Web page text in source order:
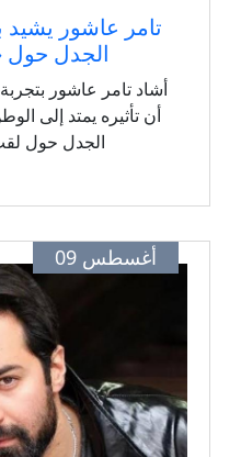
تامر عاشور
الجدل
أشاد تامر عاشور
أن تأثيره يمتد إلى
الجدل حول
أغسطس 09